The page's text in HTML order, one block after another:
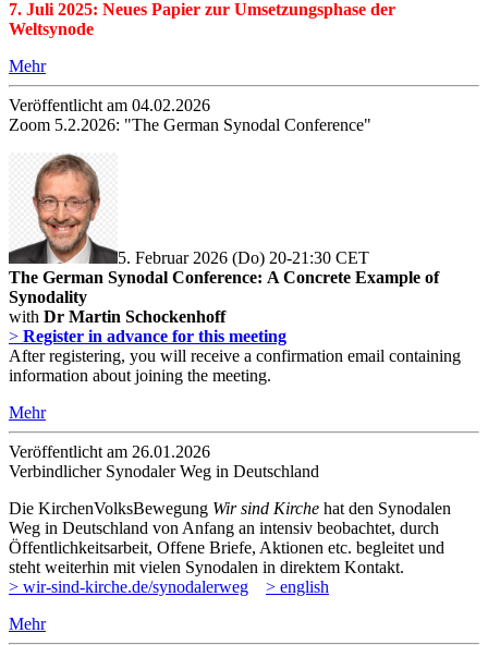
7. Juli 2025: Neues Papier zur Umsetzungsphase der
Weltsynode
Mehr
Veröffentlicht am 04­.02.2026
Zoom 5.2.2026: "The German Synodal Conference"
5. Februar 2026 (Do) 20-21:30 CET
The German Synodal Conference: A Concrete Example of
Synodality
with Dr Martin Schockenhoff
> Register in advance for this meeting
After registering, you will receive a confirmation email containing
information about joining the meeting.
Mehr
Veröffentlicht am 26­.01.2026
Verbindlicher Synodaler Weg in Deutschland
Die KirchenVolksBewegung Wir sind Kirche hat den Synodalen
Weg in Deutschland von Anfang an intensiv beobachtet, durch
Öffentlichkeitsarbeit, Offene Briefe, Aktionen etc. begleitet und
steht weiterhin mit vielen Synodalen in direktem Kontakt.
> wir-sind-kirche.de/synodalerweg
> english
Mehr